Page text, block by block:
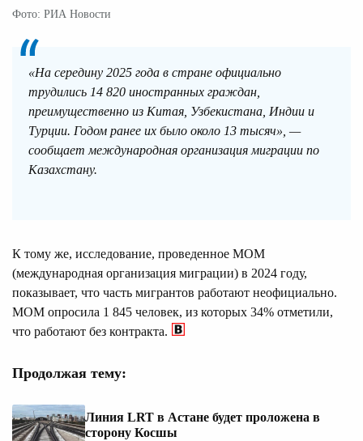
Фото: РИА Новости
«На середину 2025 года в стране официально
трудились 14 820 иностранных граждан,
преимущественно из Китая, Узбекистана, Индии и
Турции. Годом ранее их было около 13 тысяч», —
сообщает международная организация миграции по
Казахстану.
К тому же, исследование, проведенное МОМ
(международная организация миграции) в 2024 году,
показывает, что часть мигрантов работают неофициально.
МОМ опросила 1 845 человек, из которых 34% отметили,
что работают без контракта.
Продолжая тему:
Линия LRT в Астане будет проложена в
сторону Косшы